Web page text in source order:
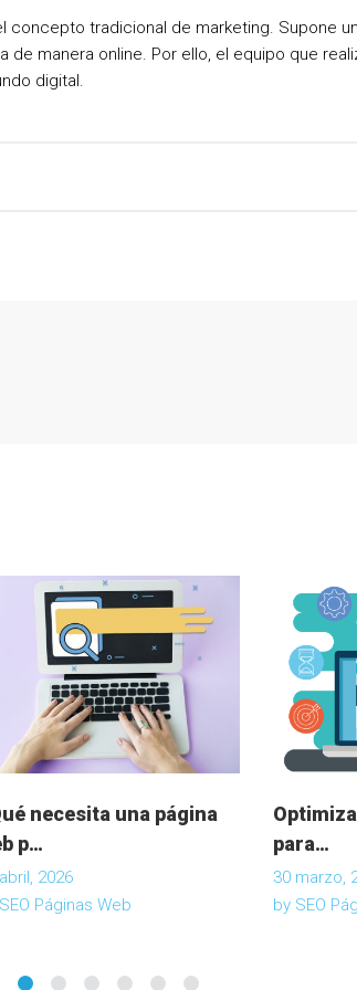
concepto tradicional de marketing. Supone
manera online. Por ello, el equipo que
digital.
necesita una página
p…
2026
SEO Páginas Web
para…
30 marzo,
by SEO